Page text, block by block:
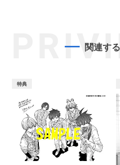
関連す
特典